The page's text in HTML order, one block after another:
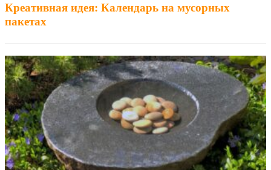
Креативная идея: Календарь на мусорных
пакетах